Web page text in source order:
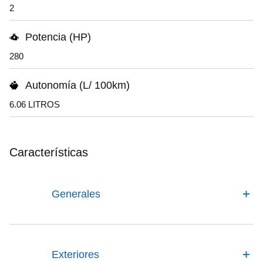
2
Potencia (HP)
280
Autonomía (L/ 100km)
6.06 LITROS
Características
Generales
Exteriores